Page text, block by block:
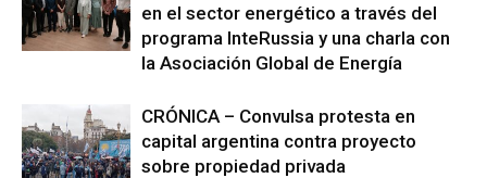
en el sector energético a través del
programa InteRussia y una charla con
la Asociación Global de Energía
CRÓNICA – Convulsa protesta en
capital argentina contra proyecto
sobre propiedad privada